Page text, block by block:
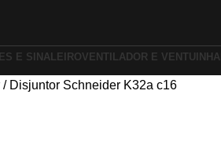
E SINALEIROVENTILADOR E VENTUINHA
Disjuntor Schneider K32a c16